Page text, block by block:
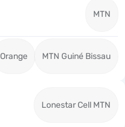
MTN
Orange MTN Guiné Bissau
Lonestar Cell MTN